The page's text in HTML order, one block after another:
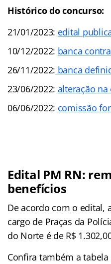
Histórico do concurso:
21/01/2023: edital
10/12/2022: banca
26/11/2022: banca
23/06/2022: alteração na
06/06/2022: comissão
Edital PM RN:
benefícios
De acordo com o edital,
cargo de Praças da
do Norte é de R$
Confira também a